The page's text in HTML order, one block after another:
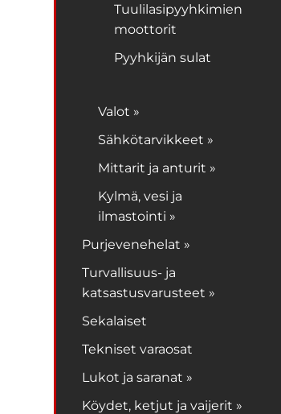
Tuulilasipyyhkimien
moottorit
Pyyhkijän sulat
Valot »
Sähkötarvikkeet »
Mittarit ja anturit »
Kylmä, vesi ja
ilmastointi »
Purjevenehelat »
Turvallisuus- ja
katsastusvarusteet »
Sekalaiset
Tekniset varaosat
Lukot ja saranat »
Köydet, ketjut ja vaijerit »